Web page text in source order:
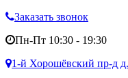
Заказать звонок
Пн-Пт 10:30 - 19:30
1-й Хорошёвский пр-д